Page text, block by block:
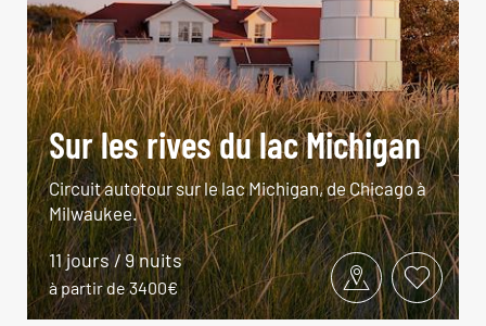
Sur les rives du lac Michigan
Circuit autotour sur le lac Michigan, de Chicago à
Milwaukee.
11 jours / 9 nuits
à partir de 3400€